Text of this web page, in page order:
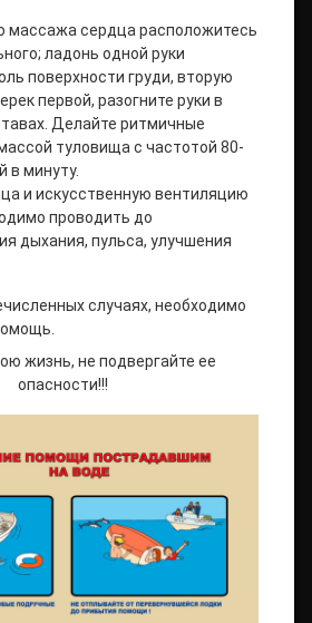
массажа сердца расположитесь
ладонь одной руки
поверхности груди, вторую
первой, разогните руки в
Делайте ритмичные
туловища с частотой 80-
в минуту.
и искусственную вентиляцию
проводить до
дыхания, пульса, улучшения
случаях, необходимо
жизнь, не подвергайте ее
опасности!!!